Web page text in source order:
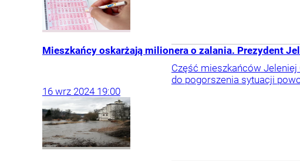
Mieszkańcy oskarżają milionera o zalania. Prezydent
Część mieszkańców Jeleniej
do pogorszenia sytuacji
16 wrz 2024 19:00